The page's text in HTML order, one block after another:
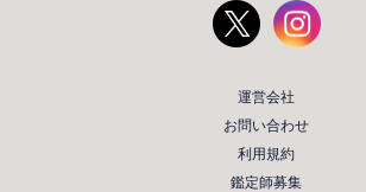
運営会社
お問い合わせ
利用規約
鑑定師募集